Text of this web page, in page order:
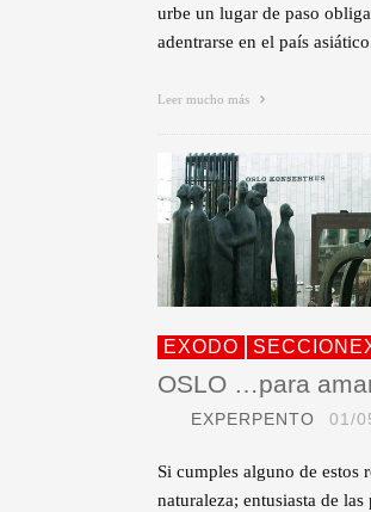
urbe un lugar de paso
adentrarse en el país
Leer mucho más
EXODO
OSLO …para
EXPERPENTO 01/
Si cumples alguno de estos
naturaleza; entusiasta de las